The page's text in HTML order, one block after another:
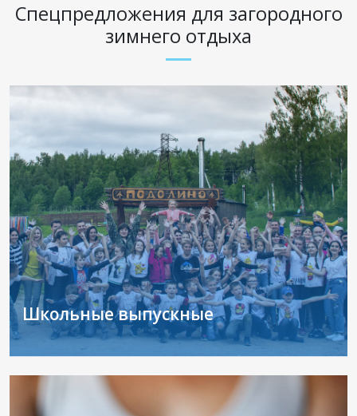
Спецпредложения для загородного
зимнего отдыха
Школьные выпускные
Проведение выпускного на природе – это
оптимальное и достаточно бюджетное...